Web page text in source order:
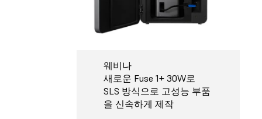
웨비나
새로운 Fuse 1+ 30W로
SLS 방식으로 고성능 부품
을 신속하게 제작